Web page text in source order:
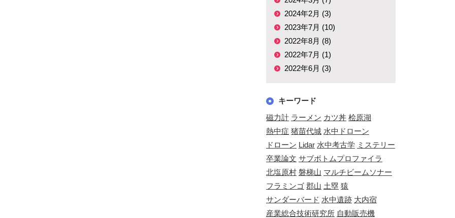
2024年2月 (3)
2023年7月 (10)
2022年8月 (8)
2022年7月 (1)
2022年6月 (3)
キーワード
磁力計 ラーメン カツ丼 桧原湖
熱中症 猪苗代城 水中ドローン
ドローン Lidar 水中考古学 ミステリー
卒業論文 サブボトムプロファイラ
北塩原村 磐梯山 マルチビームソナー
フラミンゴ 郡山 土塁 猿
サンダーバード 水中遺跡 大内宿
産業総合技術研究所 自動販売機